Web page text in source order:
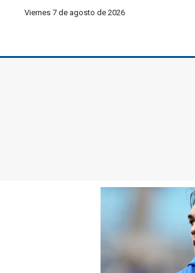
Viernes 7 de agosto de 2026